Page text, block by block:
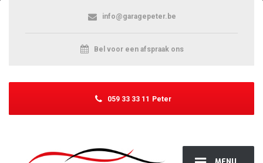
info@garagepeter.be
Bel voor een afspraak ons
059 33 33 11 Peter